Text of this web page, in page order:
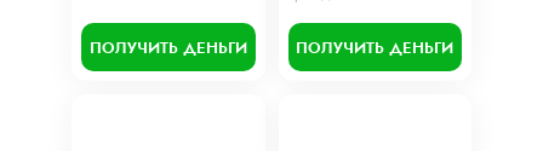
ПОЛУЧИТЬ ДЕНЬГИ ПОЛУЧИТЬ ДЕНЬГИ